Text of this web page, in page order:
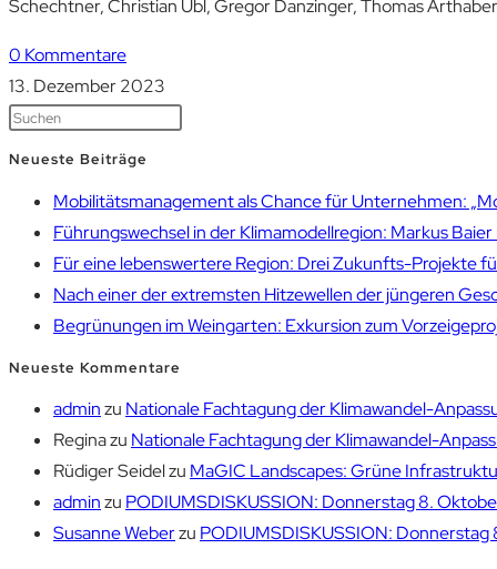
Schechtner, Christian Übl, Gregor Danzinger, Thomas
0 Kommentare
13. Dezember 2023
Neueste Beiträge
Mobilitätsmanagement als Chance für Unternehmen:
Führungswechsel in der Klimamodellregion: Markus
Für eine lebenswertere Region: Drei Zukunfts-Projekte
Nach einer der extremsten Hitzewellen der jüngeren
Begrünungen im Weingarten: Exkursion zum
Neueste Kommentare
adminzu Nationale Fachtagung der Klimawandel-
Reginazu Nationale Fachtagung der Klimawandel-
Rüdiger Seidelzu MaGIC Landscapes: Grüne
adminzu PODIUMSDISKUSSION: Donnerstag 8.
Susanne Weberzu PODIUMSDISKUSSION: Donnerstag